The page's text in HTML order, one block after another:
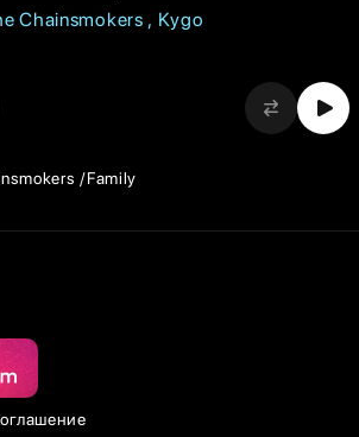
Chainsmokers Kygo
Family